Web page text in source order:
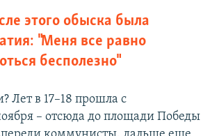
этого обыска была
"Меня все равно
бесполезно"
Лет в 17–18 прошла с
– отсюда до площади Победы